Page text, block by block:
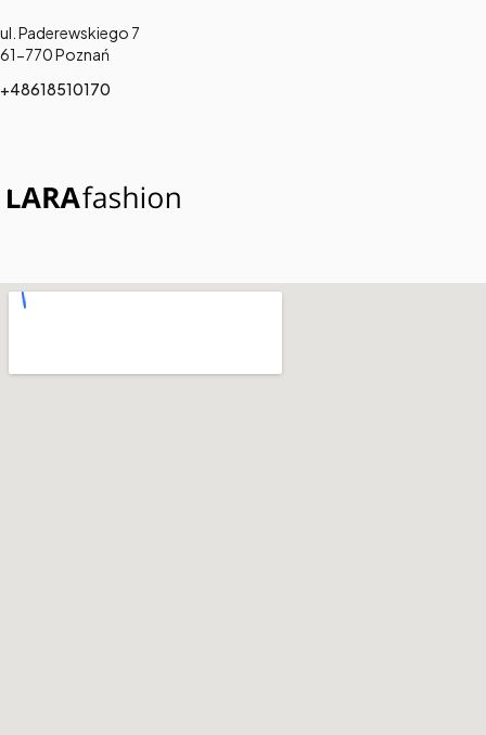
Adres:
ul. Paderewskiego 7
61-770 Poznań
+48618510170